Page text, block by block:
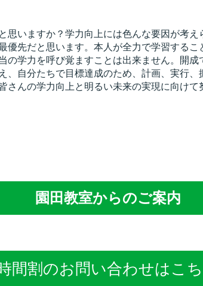
思いますか？学力向上には色んな要因が考え
優先だと思います。本人が全力で学習するこ
の学力を呼び覚ますことは出来ません。開成
、自分たちで目標達成のため、計画、実行、
さんの学力向上と明るい未来の実現に向けて
園田教室からのご案内
間割のお問い合わせはこ